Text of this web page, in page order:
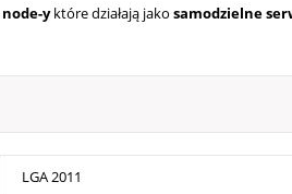
node-yktóre działają jako samodzielne
LGA 2011